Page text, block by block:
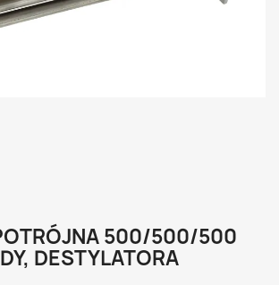
500/500/500
DESTYLATORA